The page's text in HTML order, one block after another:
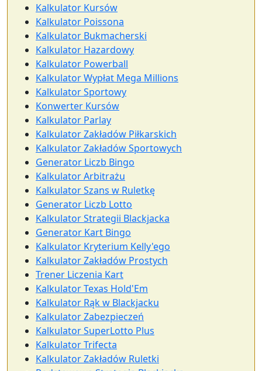
Kalkulator Kursów
Kalkulator Poissona
Kalkulator Bukmacherski
Kalkulator Hazardowy
Kalkulator Powerball
Kalkulator Wypłat Mega Millions
Kalkulator Sportowy
Konwerter Kursów
Kalkulator Parlay
Kalkulator Zakładów Piłkarskich
Kalkulator Zakładów Sportowych
Generator Liczb Bingo
Kalkulator Arbitrażu
Kalkulator Szans w Ruletkę
Generator Liczb Lotto
Kalkulator Strategii Blackjacka
Generator Kart Bingo
Kalkulator Kryterium Kelly'ego
Kalkulator Zakładów Prostych
Trener Liczenia Kart
Kalkulator Texas Hold'Em
Kalkulator Rąk w Blackjacku
Kalkulator Zabezpieczeń
Kalkulator SuperLotto Plus
Kalkulator Trifecta
Kalkulator Zakładów Ruletki